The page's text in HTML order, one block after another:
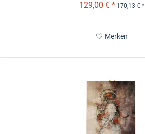
129,00 € * 170,13 € *
Merken